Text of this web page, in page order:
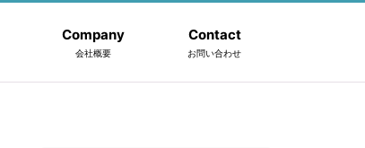
Company
会社概要
Contact
お問い合わせ